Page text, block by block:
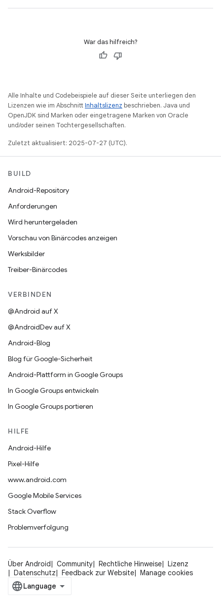
War das hilfreich?
Alle Inhalte und Codebeispiele auf dieser Seite unterliegen den
Lizenzen wie im AbschnittInhaltslizenz beschrieben. Java und
OpenJDK sind Marken oder eingetragene Marken von Oracle
und/oder seinen Tochtergesellschaften.
Zuletzt aktualisiert: 2025-07-27 (UTC).
BUILD
Android-Repository
Anforderungen
Wird heruntergeladen
Vorschau von Binärcodes anzeigen
Werksbilder
Treiber-Binärcodes
VERBINDEN
@Android auf X
@AndroidDev auf X
Android-Blog
Blog für Google-Sicherheit
Android-Plattform in Google Groups
In Google Groups entwickeln
In Google Groups portieren
HILFE
Android-Hilfe
Pixel-Hilfe
www.android.com
Google Mobile Services
Stack Overflow
Problemverfolgung
Über Android Community Rechtliche Hinweise
Lizenz
Datenschutz
Feedback zur Website Manage cookies